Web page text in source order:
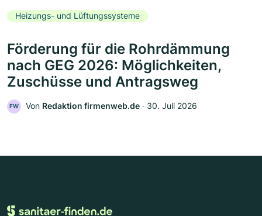
Heizungs- und Lüftungssysteme
Förderung für die Rohrdämmung
nach GEG 2026: Möglichkeiten,
Zuschüsse und Antragsweg
FW Von Redaktion firmenweb.de ‧ 30. Juli 2026